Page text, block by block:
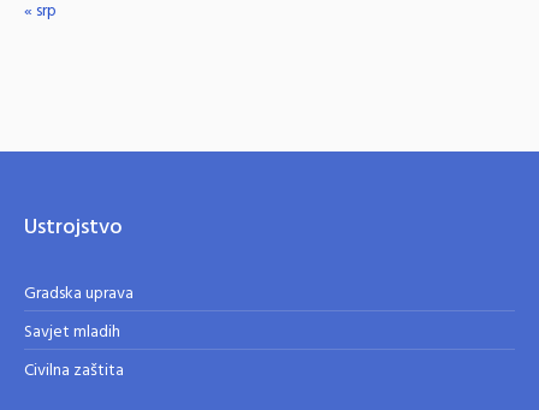
« srp
Ustrojstvo
Gradska uprava
Savjet mladih
Civilna zaštita